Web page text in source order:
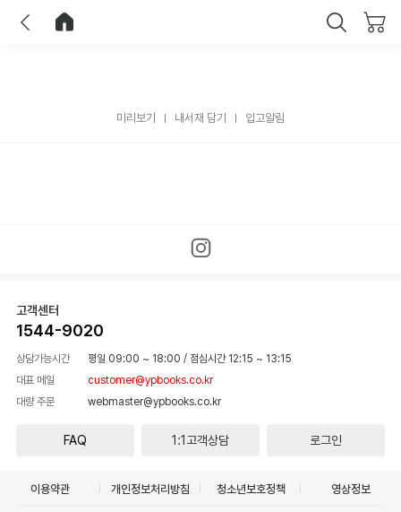
미리보기 내서재 담기 입고알림
고객센터
1544-9020
상담가능시간 평일 09:00 ~ 18:00 / 점심시간 12:15 ~ 13:15
대표 메일
customer@ypbooks.co.kr
대량 주문
webmaster@ypbooks.co.kr
FAQ 1:1고객상담 로그인
이용약관 개인정보처리방침 청소년보호정책 영상정보